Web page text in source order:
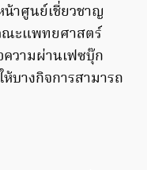
าศูนย์เชี่ยวชาญ
ณะแพทยศาสตร์
วามผ่านเฟซบุ๊ก
บางกิจการสามารถ